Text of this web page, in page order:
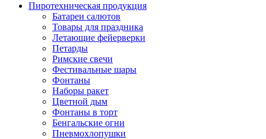
Пиротехническая продукция
Батареи салютов
Товары для праздника
Летающие фейерверки
Петарды
Римские свечи
Фестивальные шары
Фонтаны
Наборы ракет
Цветной дым
Фонтаны в торт
Бенгальские огни
Пневмохлопушки